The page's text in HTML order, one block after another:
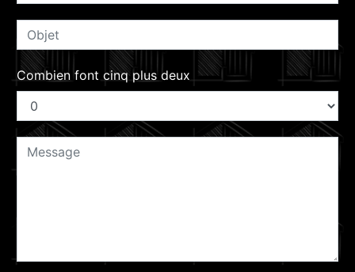
Combien font cinq plus deux